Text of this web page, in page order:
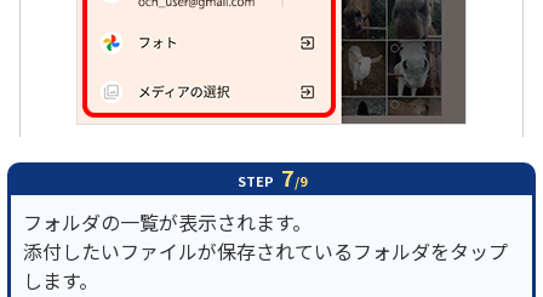
STEP 7/9
フォルダの一覧が表示されます。
添付したいファイルが保存されているフォルダをタップ
します。